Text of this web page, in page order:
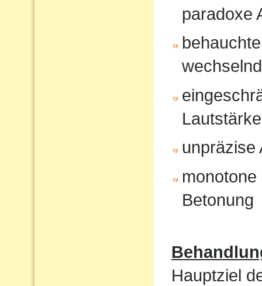
paradoxe
unpräzise
Betonung
Hauptziel